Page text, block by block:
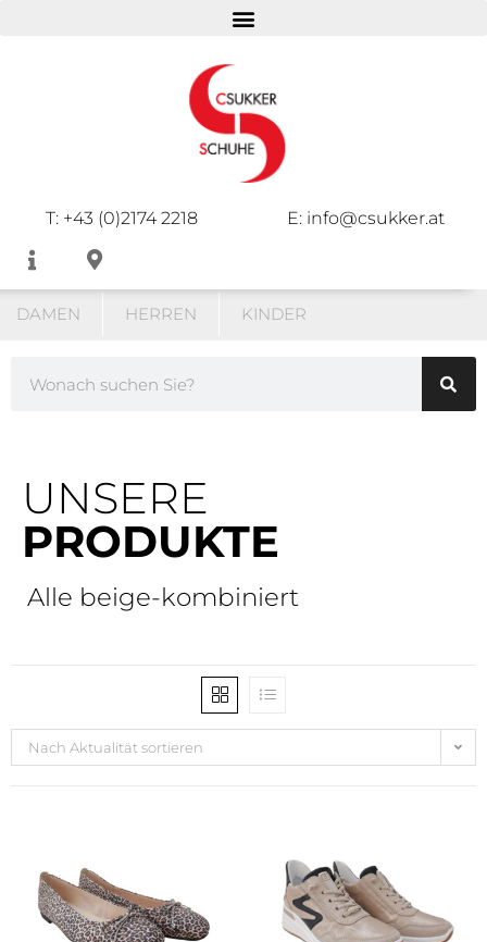
T: +43 (0)2174 2218 E: info@csukker.at
DAMEN HERREN KINDER
UNSERE
PRODUKTE
Alle beige-kombiniert
Nach Aktualität sortieren